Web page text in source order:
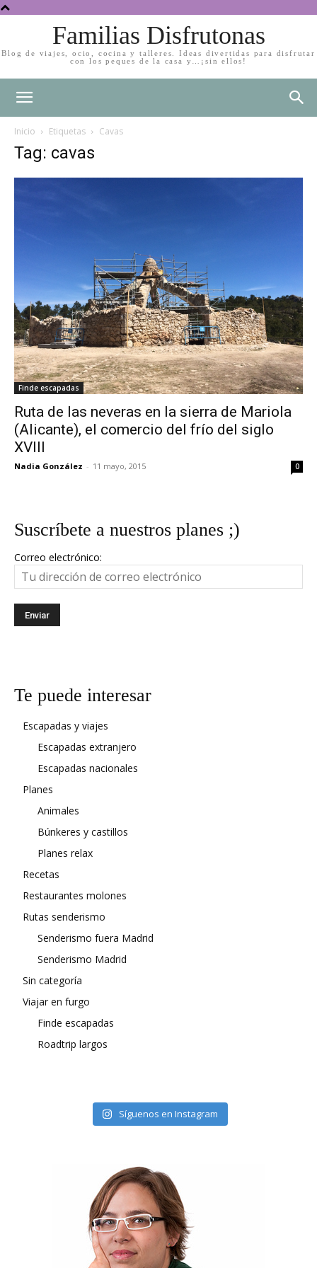
Familias Disfrutonas
Blog de viajes, ocio, cocina y talleres. Ideas divertidas para disfrutar
con los peques de la casa y…¡sin ellos!
Inicio Etiquetas Cavas
Tag: cavas
Finde escapadas
Ruta de las neveras en la sierra de Mariola
(Alicante), el comercio del frío del siglo
XVIII
Nadia González - 11 mayo, 2015 0
Suscríbete a nuestros planes ;)
Correo electrónico:
Te puede interesar
Escapadas y viajes
Escapadas extranjero
Escapadas nacionales
Planes
Animales
Búnkeres y castillos
Planes relax
Recetas
Restaurantes molones
Rutas senderismo
Senderismo fuera Madrid
Senderismo Madrid
Sin categoría
Viajar en furgo
Finde escapadas
Roadtrip largos
Síguenos en Instagram